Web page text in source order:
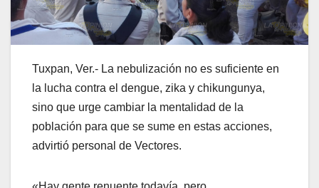
Tuxpan, Ver.- La nebulización no es suficiente en
la lucha contra el dengue, zika y chikungunya,
sino que urge cambiar la mentalidad de la
población para que se sume en estas acciones,
advirtió personal de Vectores.